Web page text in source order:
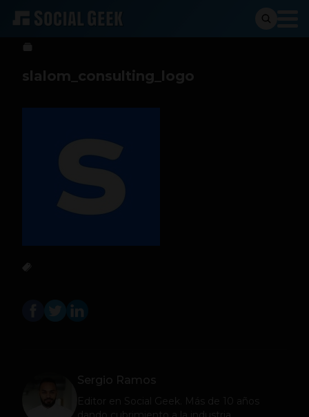
Sergio Ramos 7 de febrero de 2025
slalom_consulting_logo
Sergio Ramos
Editor en Social Geek
. Más de 10 años